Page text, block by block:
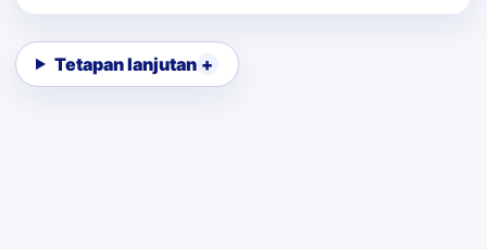
Tetapan lanjutan